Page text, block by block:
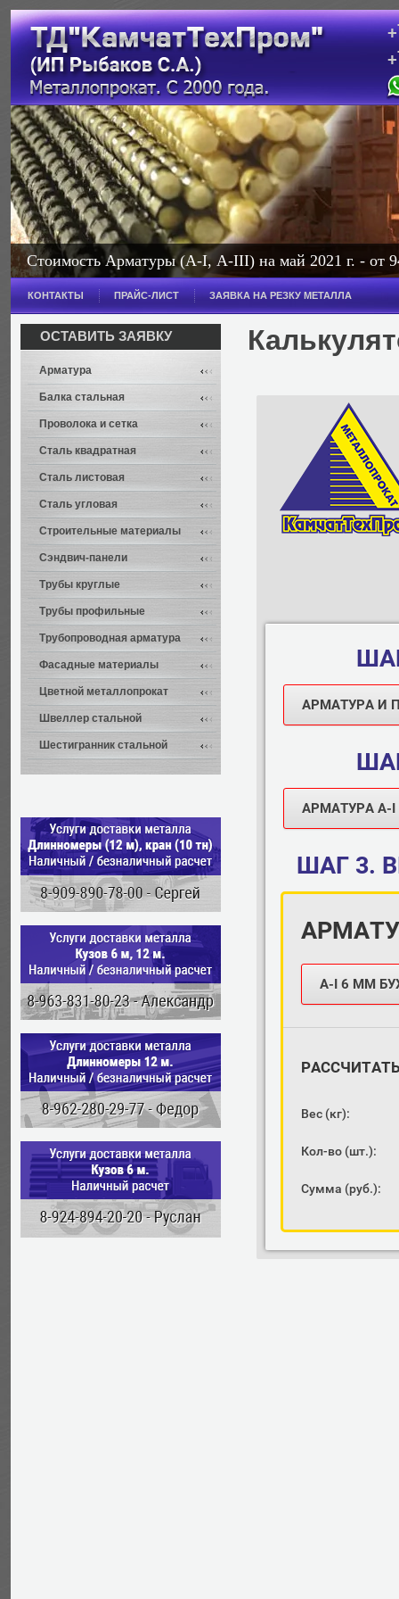
Стоимость Арматуры (А-I, А-III) на май 2021 г. - от
Стоимость Балки на май 2021 г. - от 114 000 рублей
Широкополочная - от 114 000 рублей за тонну.
КОНТАКТЫ ПРАЙС-ЛИСТ ЗАЯВКА НА РЕЗКУ МЕТАЛЛА
АРМАТУРА И
АРМАТУРА A-I
ШАГ 3.
А-I 6 ММ
Вес (кг):
Кол-во (шт.):
Сумма (руб.):
ОСТАВИТЬ ЗАЯВКУ
Арматура
Балка стальная
Проволока и сетка
Сталь квадратная
Сталь листовая
Сталь угловая
Строительные материалы
Сэндвич-панели
Трубы круглые
Трубы профильные
Трубопроводная арматура
Фасадные материалы
Цветной металлопрокат
Швеллер стальной
Шестигранник стальной